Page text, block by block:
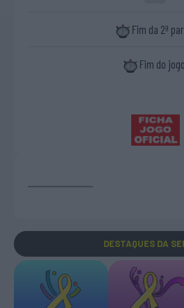
Fim da 2ª
Fim do
DESTAQUES DA